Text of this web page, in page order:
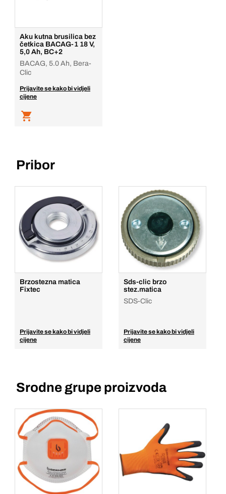
Aku kutna brusilica bez
četkica BACAG-1 18 V,
5,0 Ah, BC+2
BACAG, 5.0 Ah, Bera-
Clic
Prijavite se kako bi vidjeli
cijene
Pribor
Brzostezna matica
Fixtec
Prijavite se kako bi vidjeli
cijene
Sds-clic brzo
stez.matica
SDS-Clic
Prijavite se kako bi vidjeli
cijene
Srodne grupe proizvoda